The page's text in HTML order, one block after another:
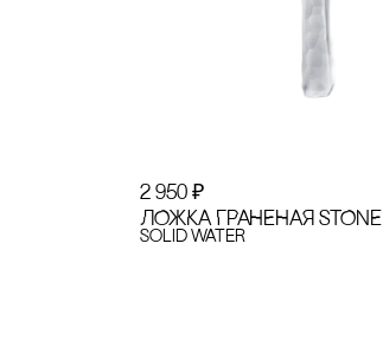
2 950 ₽
ЛОЖКА ГРАНЕНАЯ STONE
Solid Water